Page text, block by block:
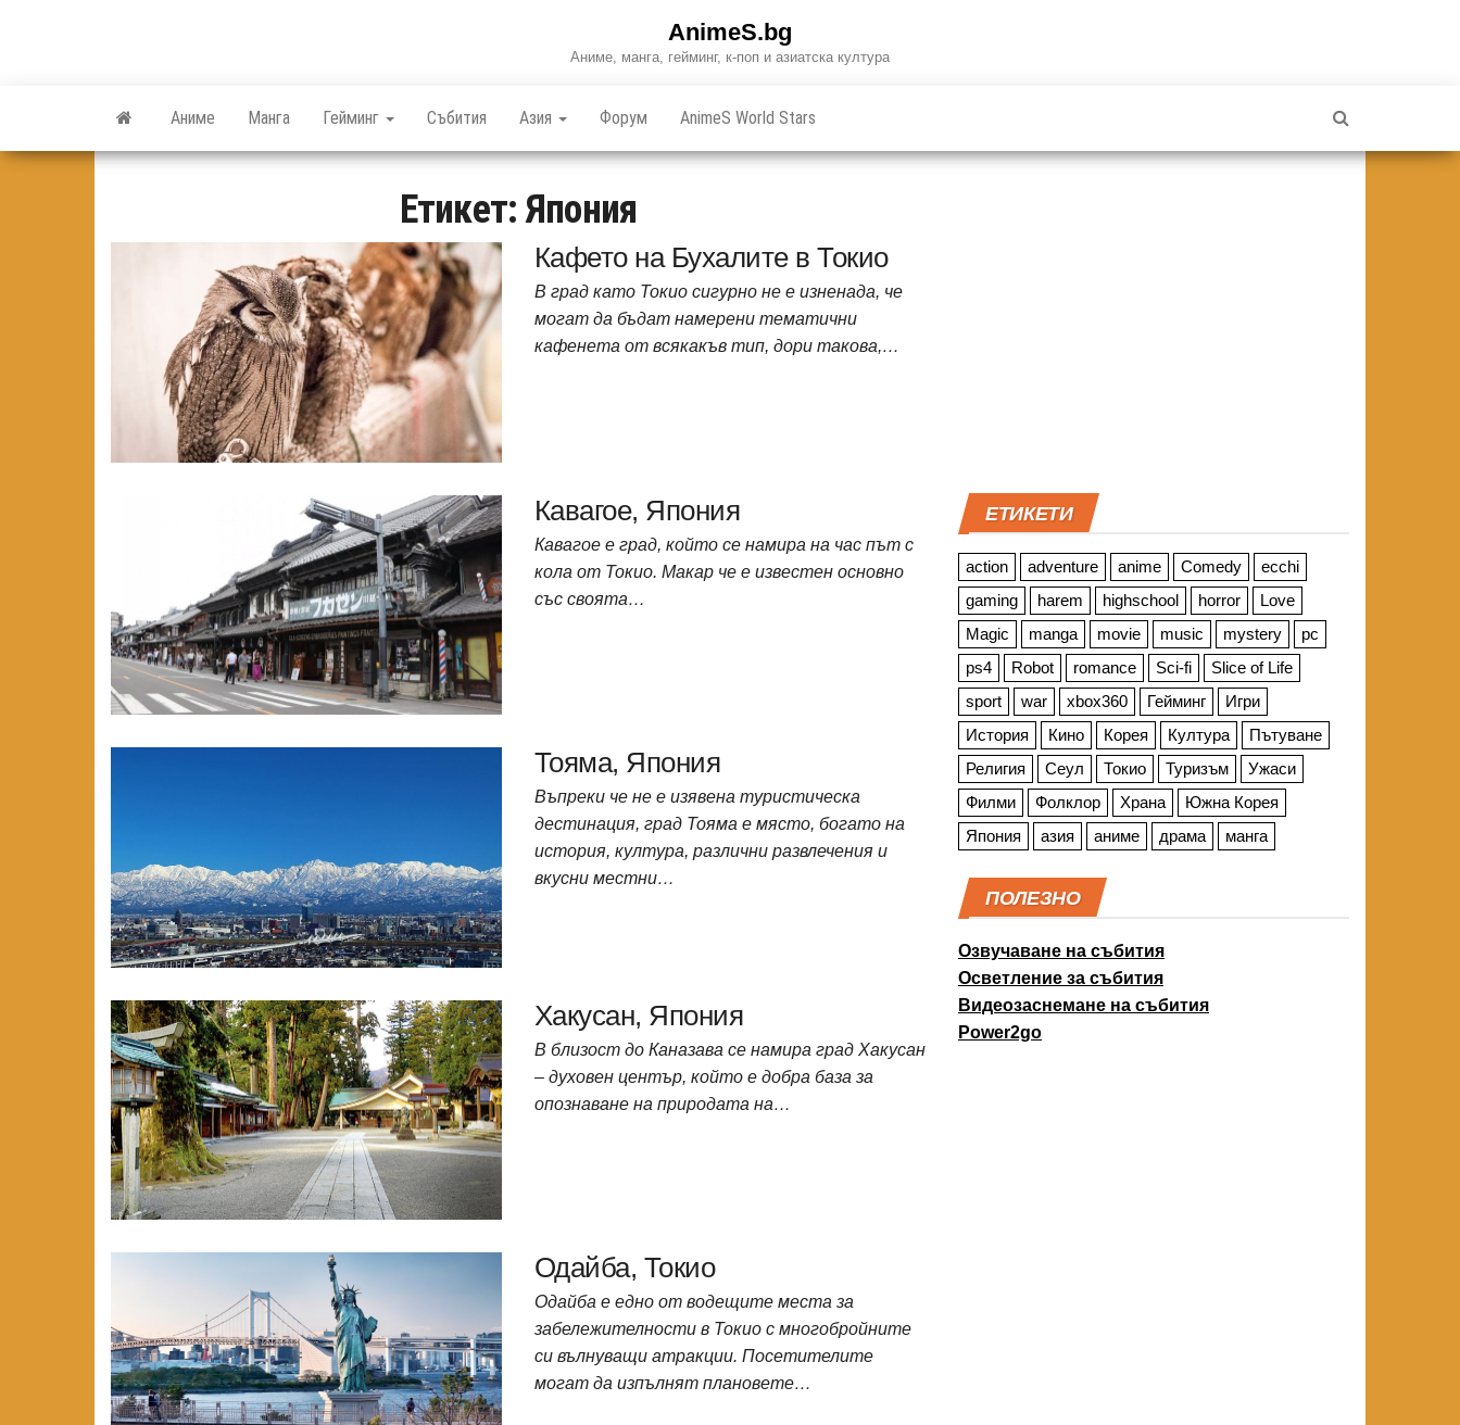
AnimeS.bg
Аниме, манга, гейминг, к-поп и азиатска култура
Аниме Манга Гейминг Събития Азия Форум AnimeS World Stars
Етикет:Япония
Кафето на Бухалите в Токио
В град като Токио сигурно не е изненада, че
могат да бъдат намерени тематични
кафенета от всякакъв тип, дори такова,…
Кавагое, Япония
Кавагое е град, който се намира на час път с
кола от Токио. Макар че е известен основно
със своята…
Тояма, Япония
Въпреки че не е изявена туристическа
дестинация, град Тояма е място, богато на
история, култура, различни развлечения и
вкусни местни…
Хакусан, Япония
В близост до Каназава се намира град Хакусан
– духовен център, който е добра база за
опознаване на природата на…
Одайба, Токио
Одайба е едно от водещите места за
забележителности в Токио с многобройните
си вълнуващи атракции. Посетителите
могат да изпълнят плановете…
ЕТИКЕТИ
action adventure anime Comedy
ecchi
gaming
harem highschool horror
Love
Magic
manga movie music mystery
pc
ps4
Robot romance Sci-fi
Slice of Life
sport
war xbox360 Гейминг
Игри
История
Кино Корея Култура
Пътуване
Религия
Сеул Токио Туризъм
Ужаси
Филми
Фолклор Храна
Южна Корея
Япония
азия аниме драма манга
ПОЛЕЗНО
Озвучаване на събития
Осветление за събития
Видеозаснемане на събития
Power2go